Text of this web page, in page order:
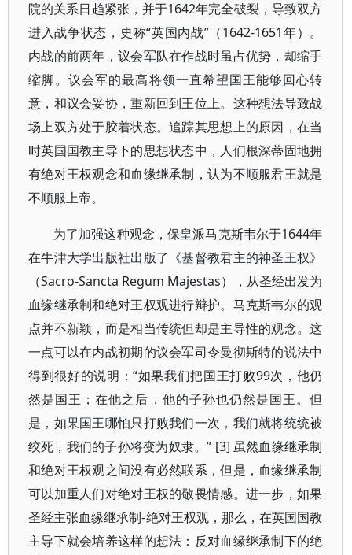
院的关系日趋紧张，并于1642年完全破裂，导致双方
进入战争状态，史称“英国内战”（1642-1651年）。
内战的前两年，议会军队在作战时虽占优势，却缩手
缩脚。议会军的最高将领一直希望国王能够回心转
意，和议会妥协，重新回到王位上。这种想法导致战
场上双方处于胶着状态。追踪其思想上的原因，在当
时英国国教主导下的思想状态中，人们根深蒂固地拥
有绝对王权观念和血缘继承制，认为不顺服君王就是
不顺服上帝。
为了加强这种观念，保皇派马克斯韦尔于1644年
在牛津大学出版社出版了《基督教君主的神圣王权》
（Sacro-Sancta Regum Majestas），从圣经出发为
血缘继承制和绝对王权观进行辩护。马克斯韦尔的观
点并不新颖，而是相当传统但却是主导性的观念。这
一点可以在内战初期的议会军司令曼彻斯特的说法中
得到很好的说明：“如果我们把国王打败99次，他仍
然是国王；在他之后，他的子孙也仍然是国王。但
是，如果国王哪怕只打败我们一次，我们就将统统被
绞死，我们的子孙将变为奴隶。” [3] 虽然血缘继承制
和绝对王权观之间没有必然联系，但是，血缘继承制
可以加重人们对绝对王权的敬畏情感。进一步，如果
圣经主张血缘继承制-绝对王权观，那么，在英国国教
主导下就会培养这样的想法：反对血缘继承制下的绝